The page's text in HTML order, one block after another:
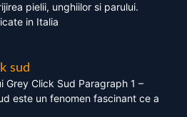
pielii, unghiilor si parului.
in Italia
sud
Grey Click Sud Paragraph 1 –
este un fenomen fascinant ce a